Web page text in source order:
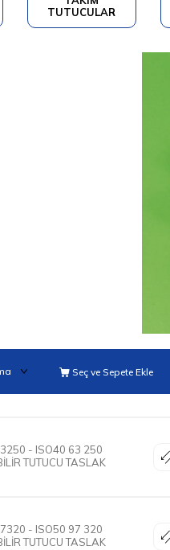
TUTUCULAR
Seç ve Sepete Ekle
- ISO40 63 250
TUTUCU TASLAK
- ISO50 97 320
TUTUCU TASLAK